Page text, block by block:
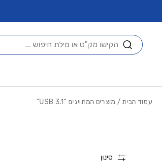
חיפוש
עמוד הבית/ מוצרים המתויגים “USB 3.1”
סינון